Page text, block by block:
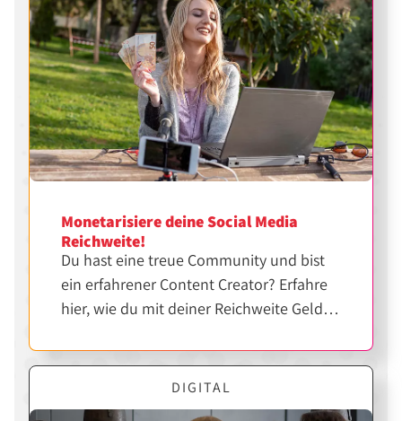
Monetarisiere deine Social Media
Reichweite!
Du hast eine treue Community und bist
ein erfahrener Content Creator? Erfahre
hier, wie du mit deiner Reichweite Geld
DIGITAL